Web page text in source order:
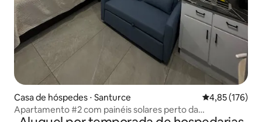
Casa de hóspedes ⋅ Santurce 4,85 de uma
4,85 (176)
Apartamento #2 com painéis solares perto da